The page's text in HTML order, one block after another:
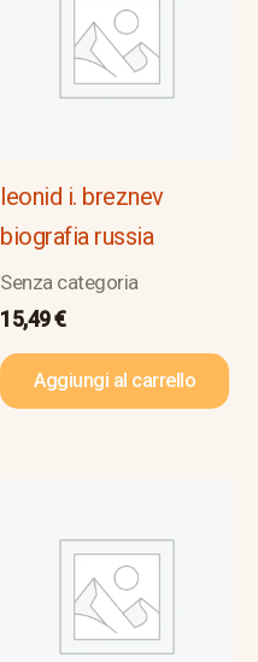
leonid i. breznev
biografia russia
Senza categoria
15,49€
Aggiungi al carrello